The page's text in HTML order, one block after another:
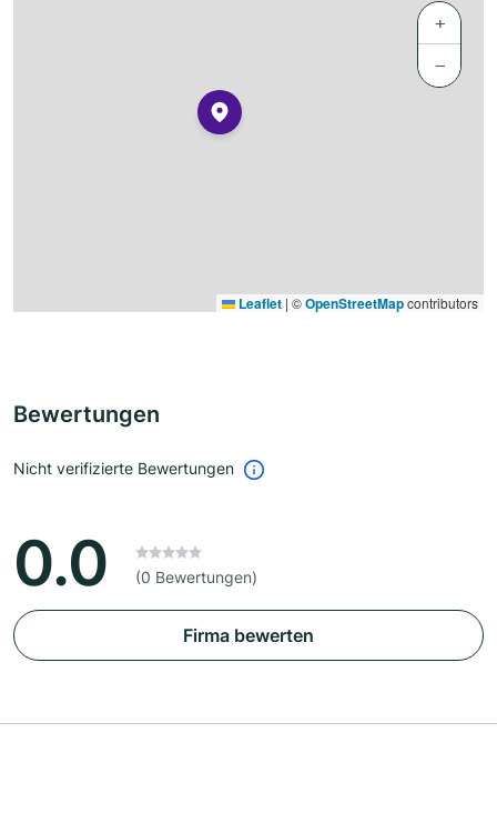
+
−
Leaflet | ©OpenStreetMapcontributors
Bewertungen
Nicht verifizierte Bewertungen
0.0 (0 Bewertungen)
Firma bewerten